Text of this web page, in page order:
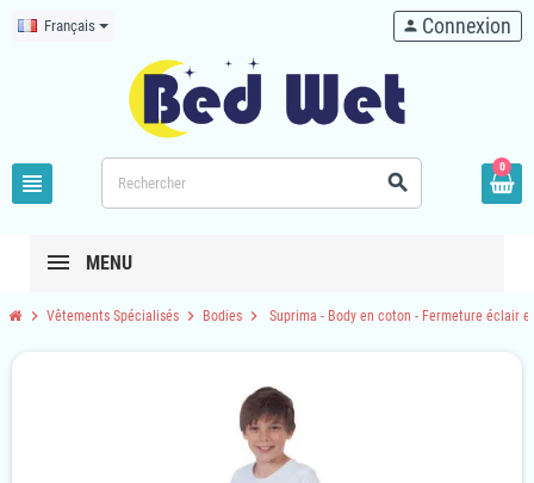
Français
view_headline search
person Connexion
0
MENU
chevron_right Vêtements Spécialisés chevron_right Bodies chevron_right Suprima - Body en coton - Fermeture éclair